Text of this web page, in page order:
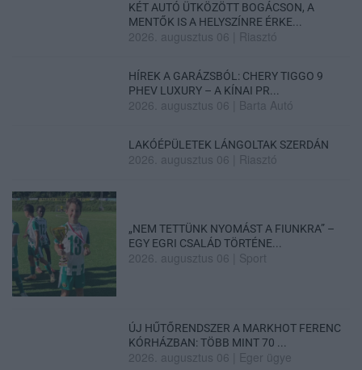
KÉT AUTÓ ÜTKÖZÖTT BOGÁCSON, A
MENTŐK IS A HELYSZÍNRE ÉRKE...
2026. augusztus 06 Riasztó
HÍREK A GARÁZSBÓL: CHERY TIGGO 9
PHEV LUXURY – A KÍNAI PR...
2026. augusztus 06 Barta Autó
LAKÓÉPÜLETEK LÁNGOLTAK SZERDÁN
2026. augusztus 06 Riasztó
„NEM TETTÜNK NYOMÁST A FIUNKRA” –
EGY EGRI CSALÁD TÖRTÉNE...
2026. augusztus 06 Sport
ÚJ HŰTŐRENDSZER A MARKHOT FERENC
KÓRHÁZBAN: TÖBB MINT 70 ...
2026. augusztus 06 Eger ügye